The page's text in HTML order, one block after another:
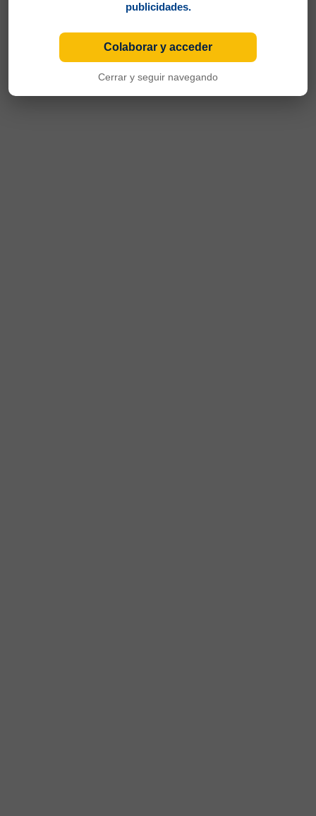
publicidades.
Colaborar y acceder
Cerrar y seguir navegando